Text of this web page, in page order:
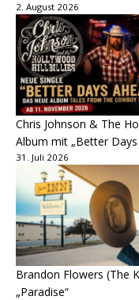
2. August 2026
Chris Johnson & The
Album mit „Better Days
31. Juli 2026
Brandon Flowers (The
„Paradise“